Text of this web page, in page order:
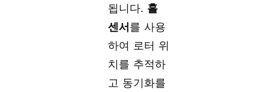
됩니다. 홀
센서 를 사용
하여 로터 위
치를 추적하
고 동기화를